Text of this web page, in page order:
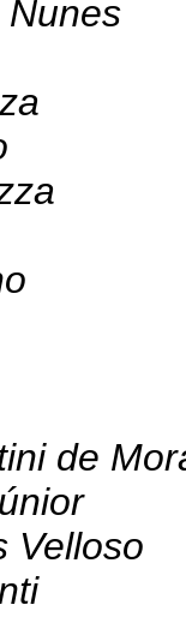
de
Velloso